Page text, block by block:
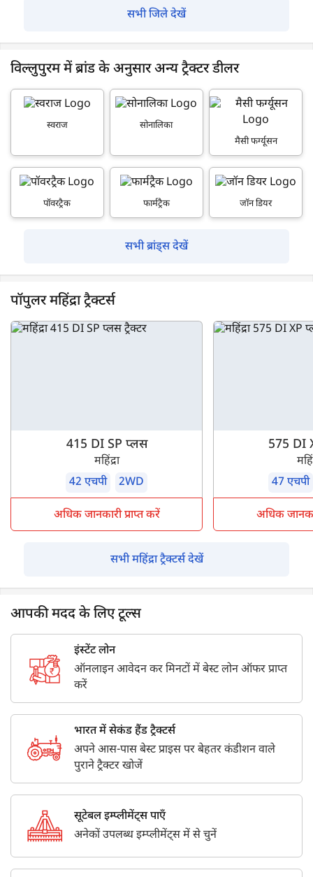
सभी जिले देखें
विल्लुपुरम में ब्रांड के अनुसार अन्य ट्रैक्टर डीलर
स्वराज
सोनालिका
मैसी फर्ग्यूसन
पॉवरट्रैक फार्मट्रैक जॉन डियर
सभी ब्रांड्स देखें
पॉपुलर महिंद्रा ट्रैक्टर्स
415 DI SP प्लस
महिंद्रा
42 एचपी
2WD
अधिक जानकारी प्राप्त करें
575 DI
47 एचपी
अधिक
सभी महिंद्रा ट्रैक्टर्स देखें
आपकी मदद के लिए टूल्स
इंस्टेंट लोन
ऑनलाइन आवेदन कर मिनटों में बेस्ट लोन ऑफर प्राप्त
करें
भारत में सेकंड हैंड ट्रैक्टर्स
अपने आस-पास बेस्ट प्राइस पर बेहतर कंडीशन वाले
पुराने ट्रैक्टर खोजें
सूटेबल इम्प्लीमेंट्स पाएँ
अनेकों उपलब्ध इम्प्लीमेंट्स में से चुनें